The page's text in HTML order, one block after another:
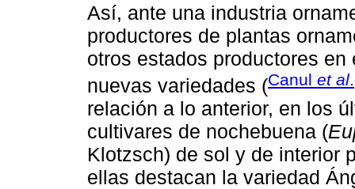
Así, ante una industria
productores de plantas
otros estados productores
nuevas variedades (Canul et al
relación a lo anterior, en los
cultivares de nochebuena (
Klotzsch) de sol y de interior
ellas destacan la variedad